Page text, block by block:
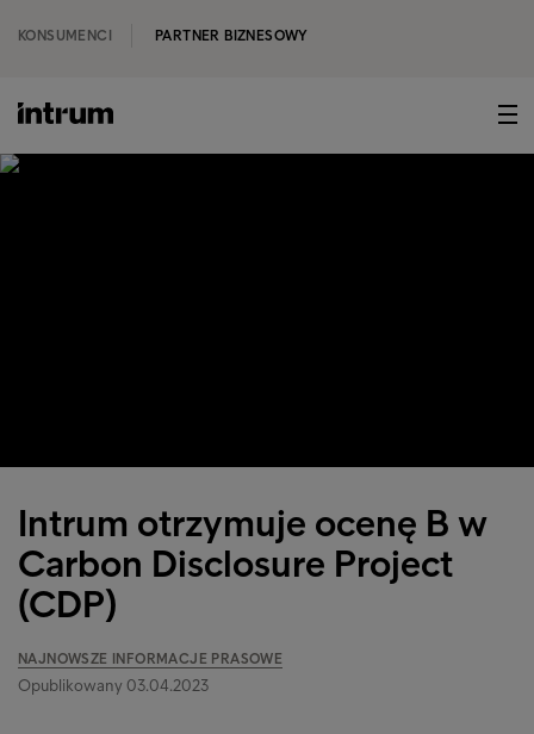
KONSUMENCI PARTNER BIZNESOWY
Intrum otrzymuje ocenę B w
Carbon Disclosure Project
(CDP)
NAJNOWSZE INFORMACJE PRASOWE
Opublikowany 03.04.2023